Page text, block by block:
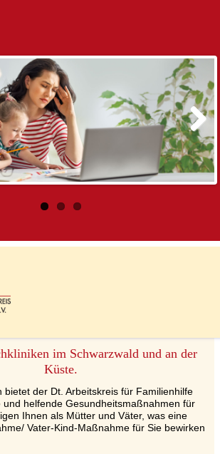
Vielseitigkeit und Eltern
und Rehamaßnahme
Vater-Kind-Maßnahme)
im Schwarzwald und an der
Küste.
bietet der Dt. Arbeitskreis für Familienhilfe
und helfende Gesundheitsmaßnahmen für
Ihnen als Mütter und Väter, was eine
Vater-Kind-Maßnahme für Sie bewirken